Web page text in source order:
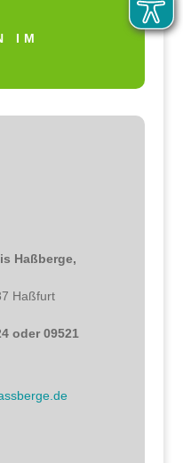
IM
Haßberge,
Haßfurt
oder 09521